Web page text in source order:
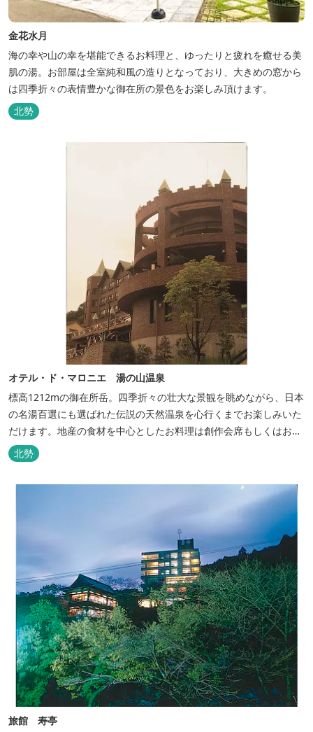
金花水月
海の幸や山の幸を堪能できるお料理と、ゆったりと疲れを癒せる美
肌の湯。お部屋は全室純和風の造りとなっており、大きめの窓から
は四季折々の表情豊かな御在所の景色をお楽しみ頂けます。
北勢
オテル・ド・マロニエ 湯の山温泉
標高1212mの御在所岳。四季折々の壮大な景観を眺めながら、日本
の名湯百選にも選ばれた伝説の天然温泉を心行くまでお楽しみいた
だけます。地産の食材を中心としたお料理は創作会席もしくはお箸
でもお楽しみいただける本格フレンチをお選びいただけ、会席・フ
レンチコースとも同じテーブルにてご賞味いただけます。また館内
やお食事は浴衣姿でお楽しみいただけます。ゆったり、気軽に安心
北勢
旅館 寿亭